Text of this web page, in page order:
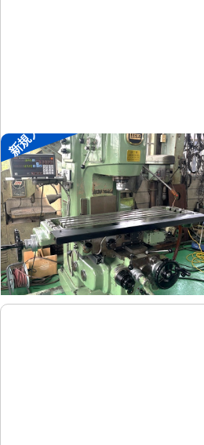
新規入荷
#2立フライス盤
メーカー 平岡工業
形 式MS-V
年 式1993